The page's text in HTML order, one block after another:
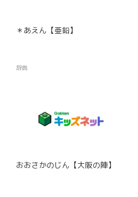
＊あえん【亜鉛】
辞典
おおさかのじん【大阪の陣】